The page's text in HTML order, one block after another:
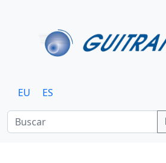
EU ES